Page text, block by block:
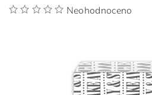
Neohodnoceno